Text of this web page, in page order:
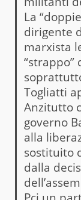
La
dirigente
marxista
“strappo”
Togliatti
Anzitutto
governo
alla
sostituito
dalla